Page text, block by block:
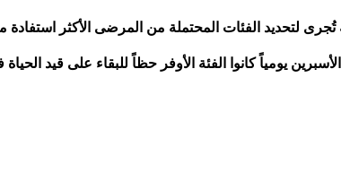
لتحديد الفئات المحتملة من المرضى الأكثر استفادة
يومياً كانوا الفئة الأوفر حظاً للبقاء على قيد